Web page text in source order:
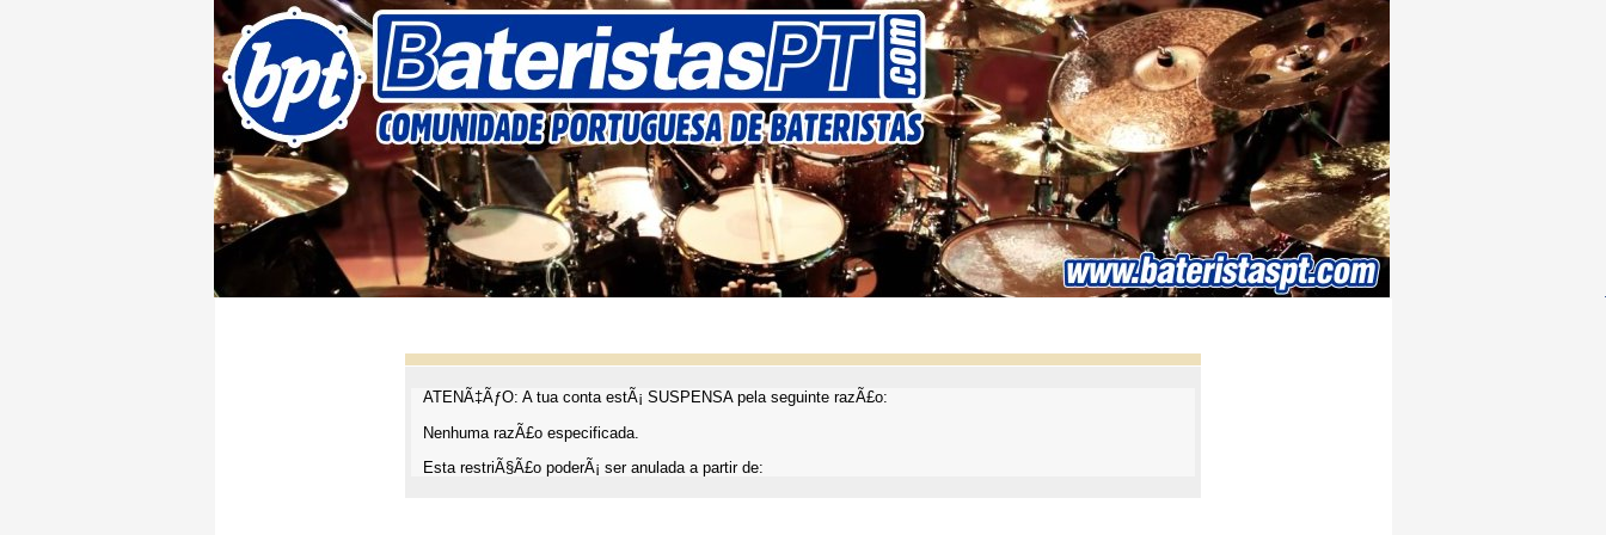
ATENÃ‡ÃƒO: A tua conta estÃ¡ SUSPENSA pela seguinte razÃ£o:
Nenhuma razÃ£o especificada.
Esta restriÃ§Ã£o poderÃ¡ ser anulada a partir de: